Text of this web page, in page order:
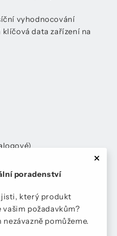
vyhodnocování
data zařízení na
poradenství
jisti, který produkt
vašim požadavkům?
nezávazně pomůžeme.